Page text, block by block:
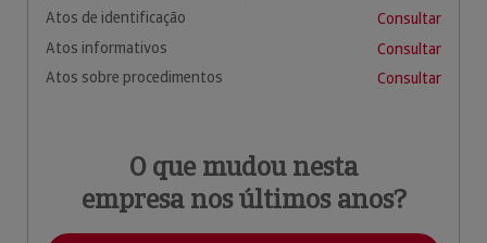
Atos de identificação
Consultar
Atos informativos
Consultar
Atos sobre procedimentos
Consultar
O que mudou nesta
empresa nos últimos anos?